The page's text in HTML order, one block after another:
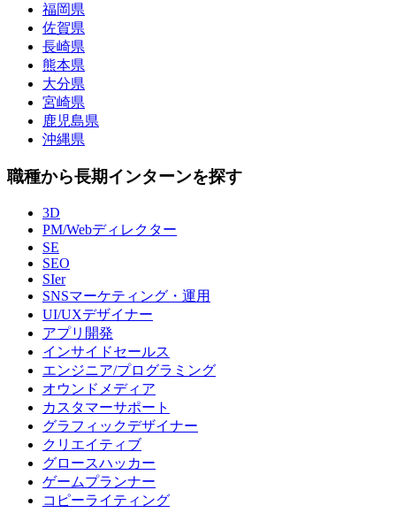
福岡県
佐賀県
長崎県
熊本県
大分県
宮崎県
鹿児島県
沖縄県
職種から長期インターンを探す
3D
PM/Webディレクター
SE
SEO
SIer
SNSマーケティング・運用
UI/UXデザイナー
アプリ開発
インサイドセールス
エンジニア/プログラミング
オウンドメディア
カスタマーサポート
グラフィックデザイナー
クリエイティブ
グロースハッカー
ゲームプランナー
コピーライティング